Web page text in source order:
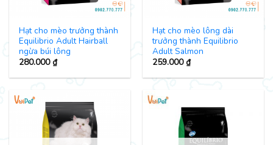
Hạt cho mèo trưởng thành
Equilibrio Adult Hairball
ngừa búi lông
280.000₫
Hạt cho mèo lông dài
trưởng thành Equilibrio
Adult Salmon
259.000₫